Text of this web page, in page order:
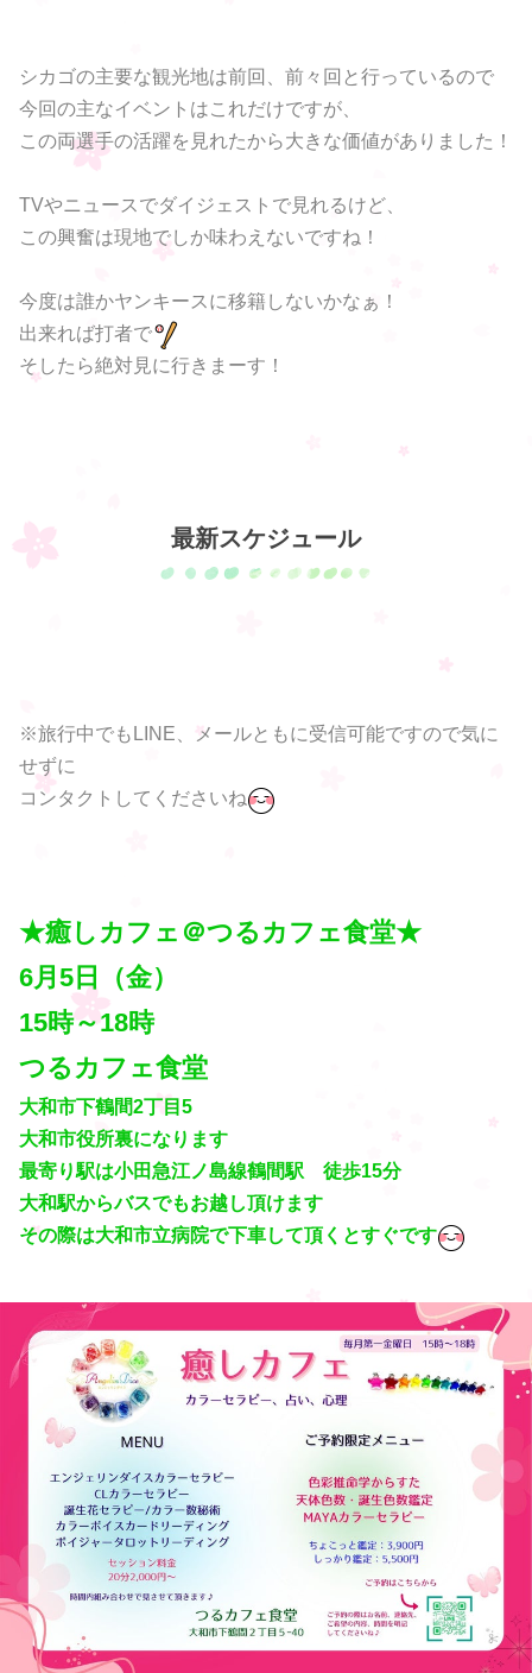
シカゴの主要な観光地は前回、前々回と行っているので
今回の主なイベントはこれだけですが、
この両選手の活躍を見れたから大きな価値がありました！
TVやニュースでダイジェストで見れるけど、
この興奮は現地でしか味わえないですね！
今度は誰かヤンキースに移籍しないかなぁ！
出来れば打者で
そしたら絶対見に行きまーす！
最新スケジュール
※旅行中でもLINE、メールともに受信可能ですので気に
せずに
コンタクトしてくださいね
★癒しカフェ＠つるカフェ食堂★
6月5日（金）
15時～18時
つるカフェ食堂
大和市下鶴間2丁目5
大和市役所裏になります
最寄り駅は小田急江ノ島線鶴間駅 徒歩15分
大和駅からバスでもお越し頂けます
その際は大和市立病院で下車して頂くとすぐです